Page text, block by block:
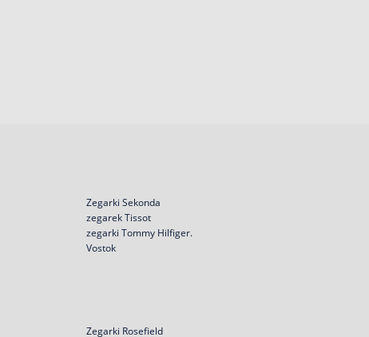
Zegarki Sekonda
zegarek Tissot
zegarki Tommy Hilfiger.
Vostok
Zegarki Rosefield